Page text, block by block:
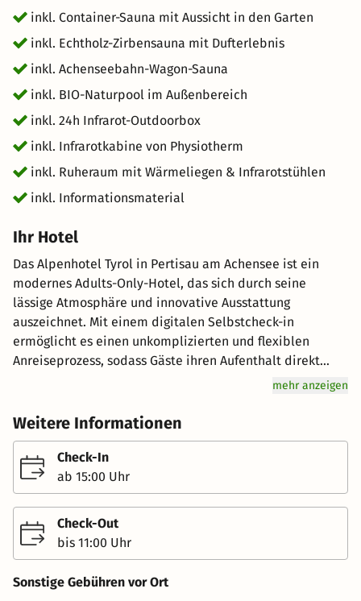
waren jetzt erst mal deine Möglichkeiten im Sommer. Im
Winter klappt Skifahren, Langlaufen, Schneeschuhtouren,
Winterspaziergänge und auch Skitouren. Die Natur vor
der Haustüre – das trifft wirklich zu. Ach ja: Als einziges
Haus am Achensee haben wir die 12m hohe Kletterwand
“ArtRock” direkt am Hotel. Das Frühstück ist ein wahres
Highlight für Genießer. Mit über 600 sorgfältig
ausgewählten Produkten bietet das Hotel ein
außergewöhnliches Buffet, das keine Wünsche offenlässt.
Viele Produkte stammen aus der Region und werden in
Bio-Qualität angeboten. Selbstgemachte Marmeladen,
sorgen für ein authentisches Geschmackserlebnis. **Info:
Echtholz-Fass-Sauna mit Holzofen & HotPots (Badefässer
beheizt) in verschiedenen Varianten gegen Gebühr
inkl. Contai­ner-Sauna mit Aussicht in den Garten
inkl. Echtholz-Zirbensauna mit Dufterlebnis
inkl. Achenseebahn-Wa­gon-Sauna
inkl. BIO-Naturpool im Außenbereich
inkl. 24h Infrarot-Outdoorbox
inkl. Infrarotkabine von Physiotherm
inkl. Ruheraum mit Wärmeliegen & Infrarotstühlen
inkl. Informationsmaterial
Ihr Hotel
Das Alpenhotel Tyrol in Pertisau am Achensee ist ein
modernes Adults-Only-Hotel, das sich durch seine
lässige Atmosphäre und innovative Ausstattung
auszeichnet. Mit einem digitalen Selbstcheck-in
ermöglicht es einen unkomplizierten und flexiblen
Anreiseprozess, sodass Gäste ihren Aufenthalt direkt
entspannt beginnen können. Vor der Anreise erhalten
der Rest wird am Self-Check-in an der Rezeption
vorbereitet . Das Frühstücksbuffet des Hotels ist
besonders hervorzuheben: Mit über 500 Produkten,
darunter viele regionale und biologische Spezialitäten,
bietet es eine vielfältige Auswahl, die keine Wünsche
offenlässt. Besonders beliebt sind die selbstgemachten
Leckereien des Chefs . Für Hundebesitzer ist das
Alpenhotel Tyrol ein wahres Paradies. Hunde sind
herzlich willkommen und werden mit einem
Willkommenspaket, das unter anderem eine
mehr anzeigen
Weitere Informationen
Check-In
ab 15:00 Uhr
Check-Out
bis 11:00 Uhr
Sonstige Gebühren vor Ort